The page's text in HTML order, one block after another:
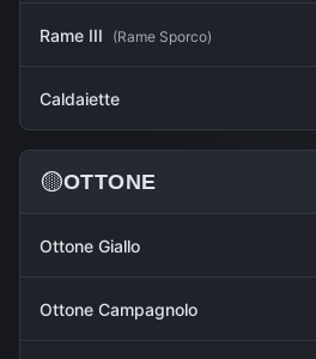
Rame III (Rame Sporco)
Caldaiette
🟡OTTONE
Ottone Giallo
Ottone Campagnolo